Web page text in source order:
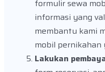
formulir sewa
informasi yang
membantu kami
mobil pernikahan
Lakukan